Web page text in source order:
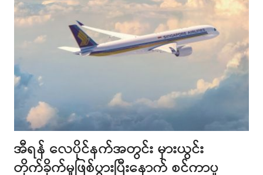
အီရန် လေပိုင်နက်အတွင်း မှားယွင်း
တိုက်ခိုက်မှုဖြစ်ပွားပြီးနောက် စင်ကာပူ